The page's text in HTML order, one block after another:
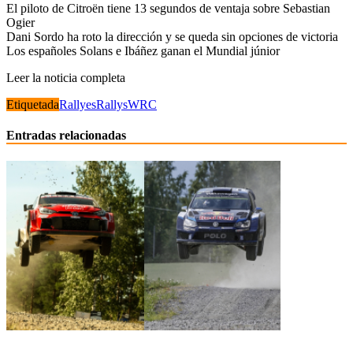
El piloto de Citroën tiene 13 segundos de ventaja sobre Sebastian
Ogier
Dani Sordo ha roto la dirección y se queda sin opciones de victoria
Los españoles Solans e Ibáñez ganan el Mundial júnior
Leer la noticia completa
EtiquetadaRallyesRallysWRC
Entradas relacionadas